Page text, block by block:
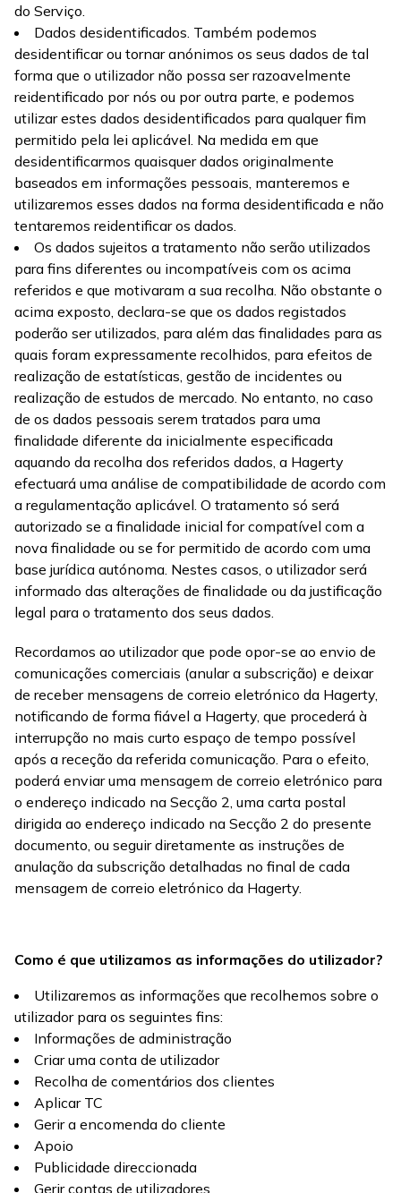
do Serviço.
Dados desidentificados. Também podemos
desidentificar ou tornar anónimos os seus dados de tal
forma que o utilizador não possa ser razoavelmente
reidentificado por nós ou por outra parte, e podemos
utilizar estes dados desidentificados para qualquer fim
permitido pela lei aplicável. Na medida em que
desidentificarmos quaisquer dados originalmente
baseados em informações pessoais, manteremos e
utilizaremos esses dados na forma desidentificada e não
tentaremos reidentificar os dados.
Os dados sujeitos a tratamento não serão utilizados
para fins diferentes ou incompatíveis com os acima
referidos e que motivaram a sua recolha. Não obstante o
acima exposto, declara-se que os dados registados
poderão ser utilizados, para além das finalidades para as
quais foram expressamente recolhidos, para efeitos de
realização de estatísticas, gestão de incidentes ou
realização de estudos de mercado. No entanto, no caso
de os dados pessoais serem tratados para uma
finalidade diferente da inicialmente especificada
aquando da recolha dos referidos dados, a Hagerty
efectuará uma análise de compatibilidade de acordo com
a regulamentação aplicável. O tratamento só será
autorizado se a finalidade inicial for compatível com a
nova finalidade ou se for permitido de acordo com uma
base jurídica autónoma. Nestes casos, o utilizador será
informado das alterações de finalidade ou da justificação
legal para o tratamento dos seus dados.
Recordamos ao utilizador que pode opor-se ao envio de
comunicações comerciais (anular a subscrição) e deixar
de receber mensagens de correio eletrónico da Hagerty,
notificando de forma fiável a Hagerty, que procederá à
interrupção no mais curto espaço de tempo possível
após a receção da referida comunicação. Para o efeito,
poderá enviar uma mensagem de correio eletrónico para
o endereço indicado na Secção 2, uma carta postal
dirigida ao endereço indicado na Secção 2 do presente
documento, ou seguir diretamente as instruções de
anulação da subscrição detalhadas no final de cada
mensagem de correio eletrónico da Hagerty.
Como é que utilizamos as informações do utilizador?
Utilizaremos as informações que recolhemos sobre o
utilizador para os seguintes fins:
Informações de administração
Criar uma conta de utilizador
Recolha de comentários dos clientes
Aplicar TC
Gerir a encomenda do cliente
Apoio
Publicidade direccionada
Gerir contas de utilizadores